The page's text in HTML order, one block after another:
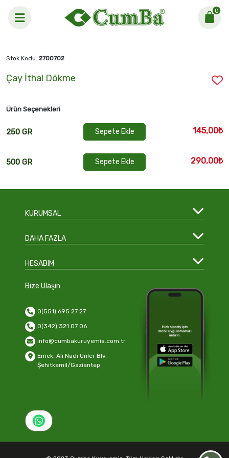
0
Çay İthal Dökme
Stok Kodu: 2700702
Çay İthal Dökme
Ürün Seçenekleri
250 GR Sepete Ekle 145,00₺
500 GR Sepete Ekle 290,00₺
KURUMSAL
DAHA FAZLA
HESABIM
Bize Ulaşın
0(551) 695 27 27
0(342) 321 07 06
info@cumbakuruyemis.com.tr
Emek, Ali Nadi Ünler Blv.
Şehitkamil/Gaziantep